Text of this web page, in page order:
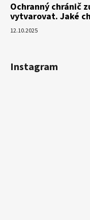
Ochranný chránič
vytvarovat. Jaké
12.10.2025
Instagram